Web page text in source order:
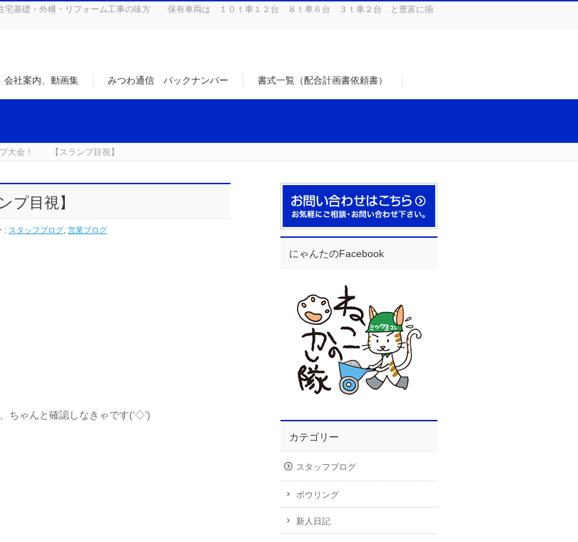
宅基礎・外構・リフォーム工事の味方 保有車両は １０ｔ車１２台 ８ｔ車６台 ３ｔ車２台 と豊富に揃
会社案内、動画集 みつわ通信 バックナンバー 書式一覧（配合計画書依頼書）
プ大会！ 【スランプ目視】
目視】
: スタッフブログ 営業ブログ
ゃんと確認しなきゃです(‘◇’)ゞ
にゃんたのFacebook
カテゴリー
スタッフブログ
ボウリング
新人日記